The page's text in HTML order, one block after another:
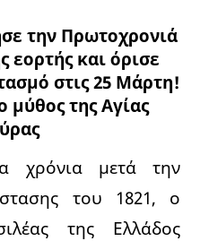
την Πρωτοχρονιά
εορτής και όρισε
στις 25 Μάρτη!
της Αγίας
χρόνια μετά την
του 1821, ο
της Ελλάδος